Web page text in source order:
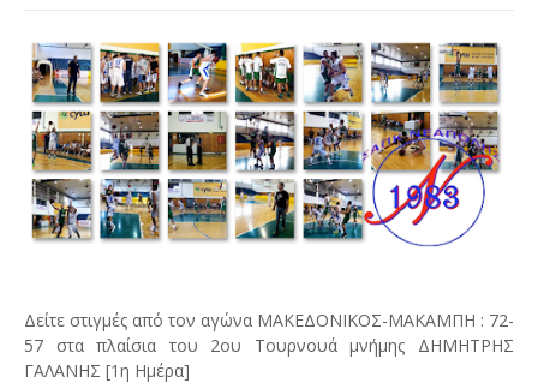
Δείτε στιγμές από τον αγώνα ΜΑΚΕΔΟΝΙΚΟΣ-ΜΑΚΑΜΠΗ : 72-
57 στα πλαίσια του 2ου Τουρνουά μνήμης ΔΗΜΗΤΡΗΣ
ΓΑΛΑΝΗΣ [1η Ημέρα]